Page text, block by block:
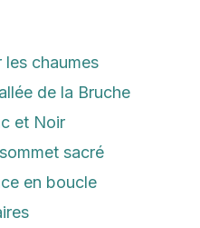
chaumes
de la Bruche
et Noir
sacré
en boucle